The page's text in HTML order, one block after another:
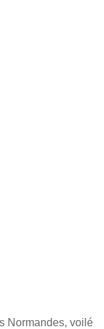
Normandes, voilé